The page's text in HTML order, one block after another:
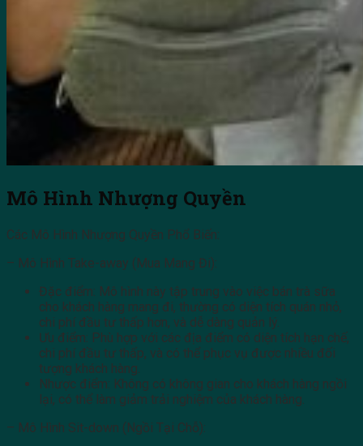
Mô Hình Nhượng Quyền
Các Mô Hình Nhượng Quyền Phổ Biến:
– Mô Hình Take-away (Mua Mang Đi):
Đặc điểm: Mô hình này tập trung vào việc bán trà sữa
cho khách hàng mang đi, thường có diện tích quán nhỏ,
chi phí đầu tư thấp hơn, và dễ dàng quản lý.
Ưu điểm: Phù hợp với các địa điểm có diện tích hạn chế,
chi phí đầu tư thấp, và có thể phục vụ được nhiều đối
tượng khách hàng.
Nhược điểm: Không có không gian cho khách hàng ngồi
lại, có thể làm giảm trải nghiệm của khách hàng.
– Mô Hình Sit-down (Ngồi Tại Chỗ):